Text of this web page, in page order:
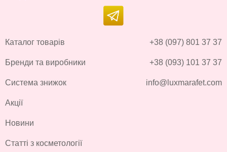
Каталог товарів
Бренди та виробники
Система знижок
Акції
Новини
Статті з косметології
+38 (097) 801 37 37
+38 (093) 101 37 37
info@luxmarafet.com